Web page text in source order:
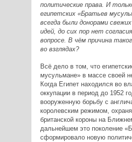
политические права. И
египетских «Братьев
всегда были донорами
идей, до сих пор нет
вопросе. В чём причина
во взглядах?
Всё дело в том, что
мусульмане» в массе своей
Когда Египет находился во
оккупации в период до 1952
вооруженную борьбу с
королевским режимом,
британской короны на
дальнейшем это поколение
сформировало новую